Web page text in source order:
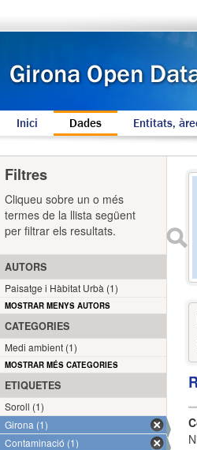
Inici Dades Entitats,
Filtres
Cliqueu sobre un o més
termes de la llista següent
per filtrar els resultats.
AUTORS
Paisatge i Hàbitat Urbà (1)
MOSTRAR MENYS AUTORS
CATEGORIES
Medi ambient (1)
MOSTRAR MÉS CATEGORIES
ETIQUETES
Soroll (1)
Girona (1)
Contaminació (1)